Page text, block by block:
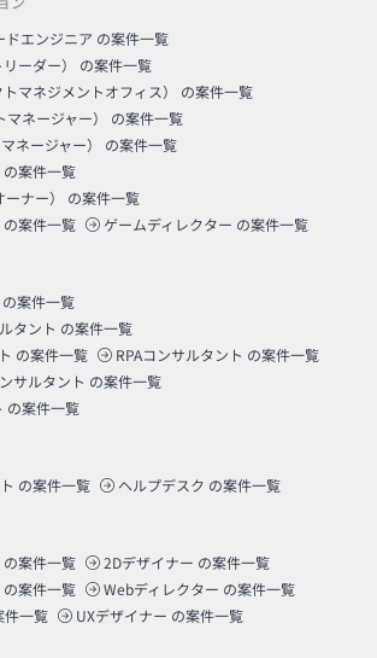
エンジニア の案件一覧
ーダー）
の案件一覧
マネジメントオフィス）
の案件一覧
ネージャー）
の案件一覧
ネージャー）
の案件一覧
の案件一覧
ナー）
の案件一覧
の案件一覧 ゲームディレクター の案件一覧
の案件一覧
タント の案件一覧
の案件一覧 RPAコンサルタント の案件一覧
サルタント の案件一覧
の案件一覧
の案件一覧 ヘルプデスク の案件一覧
の案件一覧 2Dデザイナー の案件一覧
の案件一覧 Webディレクター の案件一覧
件一覧 UXデザイナー の案件一覧